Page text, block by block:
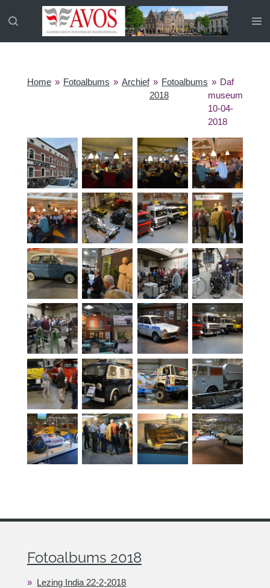
direct
Home » Fotoalbums » Archief » Fotoalbums
2018
» Daf
museum
10-04-
2018
Fotoalbums 2018
Lezing India 22-2-2018